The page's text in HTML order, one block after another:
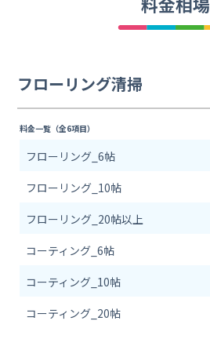
フローリング清掃
料金一覧（全6項目）
フローリング_6帖
フローリング_10帖
フローリング_20帖以上
コーティング_6帖
コーティング_10帖
コーティング_20帖